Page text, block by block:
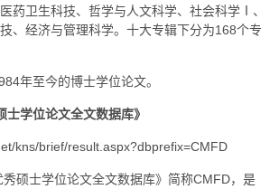
药卫生科技、哲学与人文科学、社会科学Ⅰ、
、经济与管理科学。十大专辑下分为168个专
年至今的博士学位论文。
士学位论文全文数据库》
kns/brief/result.aspx?dbprefix=CMFD
秀硕士学位论文全文数据库》简称CMFD，是